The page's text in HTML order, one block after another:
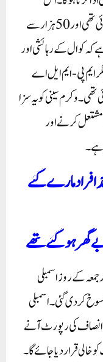
حادثے میں تقریباً 65لوگوں نے اپنی جان گنوائی تھی اور 50ہزار سے
کوال کے رہائشی اور
ایم پی-ایم ایل اے
سنا سنائی تھی۔ وکرم سینی کو یہ سزا
کرنے اور
ہے۔
میں 65سے زائد افراد مارے گئے
کے روز اسمبلی
کر دی گئی۔ اسمبلی
انصاف کی رپورٹ آنے
خالی قرار دیا جائے گا۔